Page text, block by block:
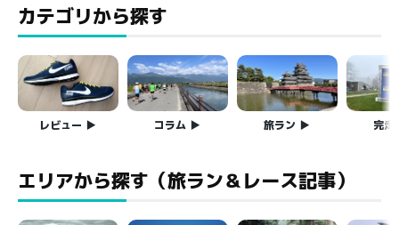
カテゴリから探す
レビュー コラム 旅ラン 完走
エリアから探す（旅ラン＆レース記事）